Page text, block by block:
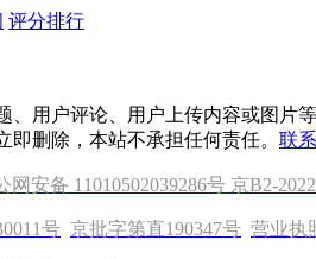
评分排行
、用户评论、用户上传内容或图片
删除，本站不承担任何责任。 联
网安备 11010502039286号 京B2-
号 京批字第直190347号 营业执